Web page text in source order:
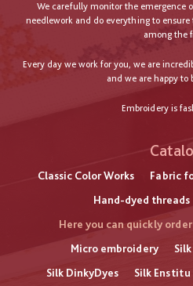
We carefully monitor the emergence
needlework and do everything to
among the
Every day we work for you, we are
and we are happy to
Embroidery is
Classic Color Works
Fabric
Hand-dyed threads
Here you can quickly
Micro embroidery
Silk DinkyDyes
Silk Enstitu